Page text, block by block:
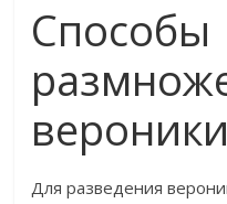
Способы
вероники
Для разведения